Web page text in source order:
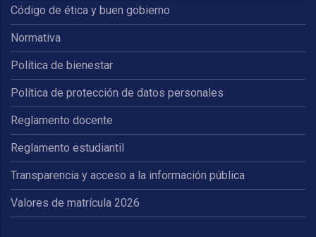
Código de ética y buen gobierno
Normativa
Política de bienestar
Política de protección de datos personales
Reglamento docente
Reglamento estudiantil
Transparencia y acceso a la información pública
Valores de matrícula 2026